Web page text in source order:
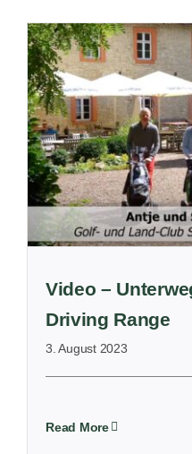
Video –
Driving Range
3. August 2023
Read More